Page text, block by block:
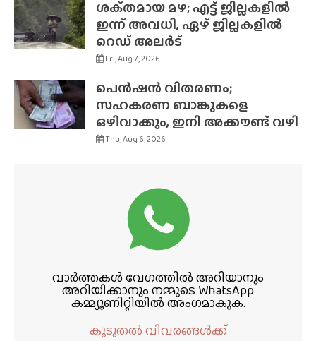
ശക്‌തമായ മഴ; എട്ട് ജില്ലകളിൽ
ഇന്ന് അവധി, ഏഴ് ജില്ലകളിൽ
റെഡ് അലർട്
Fri, Aug 7, 2026
പെൻഷൻ വിതരണം;
സഹകരണ ബാങ്കുകളെ
ഒഴിവാക്കും, ഇനി അക്കൗണ്ട് വഴി
Thu, Aug 6, 2026
വാർത്തകൾ വേഗത്തിൽ അറിയാനും
അറിയിക്കാനും നമ്മുടെ WhatsApp
കമ്മ്യൂണിറ്റിയിൽ അംഗമാകുക.
കൂടുതൽ വിവരങ്ങൾക്ക്